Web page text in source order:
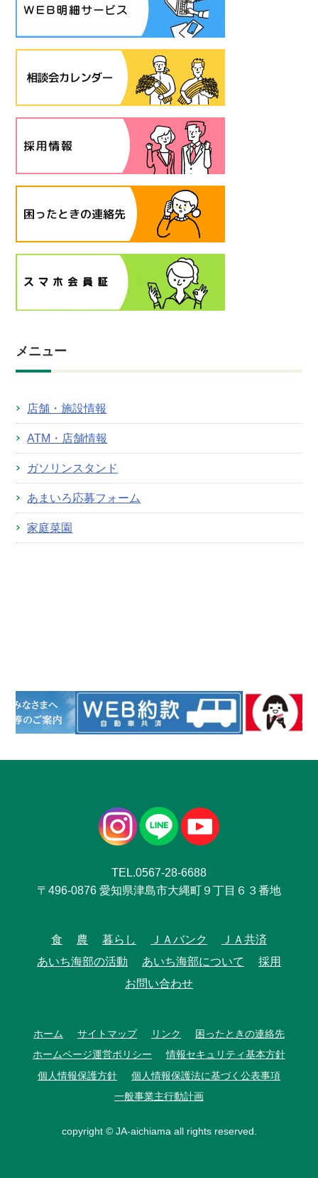
メニュー
店舗・施設情報
ATM・店舗情報
ガソリンスタンド
あまいろ応募フォーム
家庭菜園
TEL.0567-28-6688
〒496-0876 愛知県津島市大縄町９丁目６３番地
食 農 暮らし ＪＡバンク
ＪＡ共済
あいち海部の活動
あいち海部について
採用
お問い合わせ
ホーム サイトマップ リンク
困ったときの連絡先
ホームページ運営ポリシー
情報セキュリティ基本方針
個人情報保護方針
個人情報保護法に基づく公表事項
一般事業主行動計画
copyright © JA-aichiama all rights reserved.